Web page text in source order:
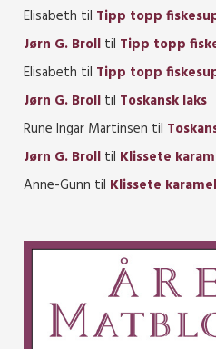
Elisabeth til Tipp topp
Jørn G. Broll til Tipp topp
Elisabeth til Tipp topp
Jørn G. Broll til Toskansk laks
Rune Ingar Martinsen til
Jørn G. Broll til Klissete
Anne-Gunn til Klissete